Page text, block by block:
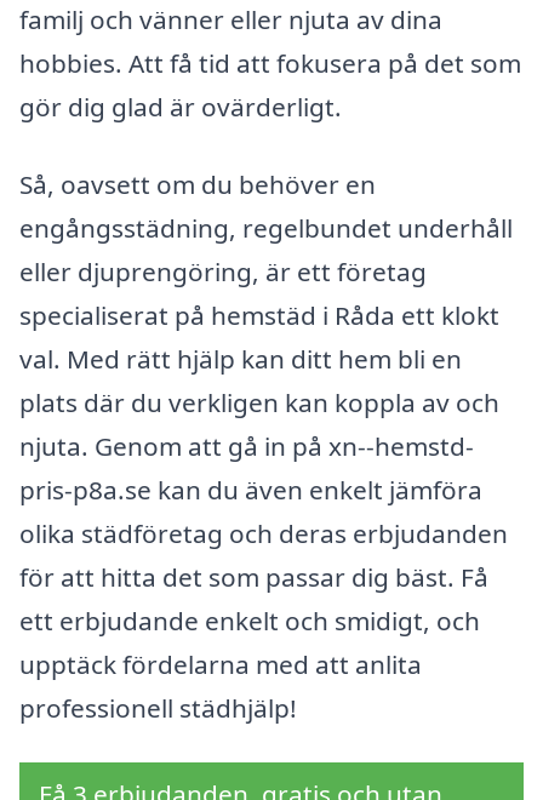
familj och vänner eller njuta av dina
hobbies. Att få tid att fokusera på det som
gör dig glad är ovärderligt.
Så, oavsett om du behöver en
engångsstädning, regelbundet underhåll
eller djuprengöring, är ett företag
specialiserat på hemstäd i Råda ett klokt
val. Med rätt hjälp kan ditt hem bli en
plats där du verkligen kan koppla av och
njuta. Genom att gå in på xn--hemstd-
pris-p8a.se kan du även enkelt jämföra
olika städföretag och deras erbjudanden
för att hitta det som passar dig bäst. Få
ett erbjudande enkelt och smidigt, och
upptäck fördelarna med att anlita
professionell städhjälp!